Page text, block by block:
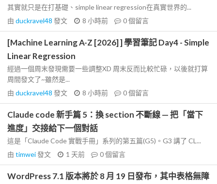
其實就只是在打基礎、simple linear regression在真實世界的...
由 duckravel48 發文 8 小時前 0個留言
[Machine Learning A-Z [2026] ] 學習筆記 Day4 - Simple
Linear Regression
經過一個周末發現需要一些調整XD 周末反而比較忙碌，以後就打算
周間發文了~雖然是...
由 duckravel48 發文 8 小時前 0個留言
Claude code 新手篇 5：換 section 不斷線 — 把「當下
進度」交接給下一個對話
這是「Claude Code 實戰手冊」系列的第五篇(G5)。G3 講了 CL...
由 timwei發文 1 天前 0個留言
WordPress 7.1 版本將於 8 月 19 日發布，其中表格無障